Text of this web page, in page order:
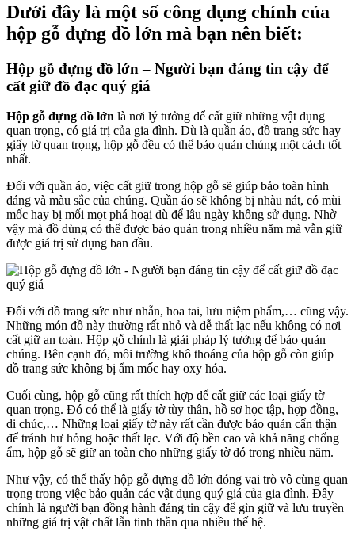
Dưới đây là một số công dụng chính của
hộp gỗ đựng đồ lớn mà bạn nên biết:
Hộp gỗ đựng đồ lớn – Người bạn đáng tin cậy để
cất giữ đồ đạc quý giá
Hộp gỗ đựng đồ lớn là nơi lý tưởng để cất giữ những vật dụng
quan trọng, có giá trị của gia đình. Dù là quần áo, đồ trang sức hay
giấy tờ quan trọng, hộp gỗ đều có thể bảo quản chúng một cách tốt
nhất.
Đối với quần áo, việc cất giữ trong hộp gỗ sẽ giúp bảo toàn hình
dáng và màu sắc của chúng. Quần áo sẽ không bị nhàu nát, có mùi
mốc hay bị mối mọt phá hoại dù để lâu ngày không sử dụng. Nhờ
vậy mà đồ dùng có thể được bảo quản trong nhiều năm mà vẫn giữ
được giá trị sử dụng ban đầu.
Đối với đồ trang sức như nhẫn, hoa tai, lưu niệm phẩm,… cũng vậy.
Những món đồ này thường rất nhỏ và dễ thất lạc nếu không có nơi
cất giữ an toàn. Hộp gỗ chính là giải pháp lý tưởng để bảo quản
chúng. Bên cạnh đó, môi trường khô thoáng của hộp gỗ còn giúp
đồ trang sức không bị ẩm mốc hay oxy hóa.
Cuối cùng, hộp gỗ cũng rất thích hợp để cất giữ các loại giấy tờ
quan trọng. Đó có thể là giấy tờ tùy thân, hồ sơ học tập, hợp đồng,
di chúc,… Những loại giấy tờ này rất cần được bảo quản cẩn thận
để tránh hư hỏng hoặc thất lạc. Với độ bền cao và khả năng chống
ẩm, hộp gỗ sẽ giữ an toàn cho những giấy tờ đó trong nhiều năm.
Như vậy, có thể thấy hộp gỗ đựng đồ lớn đóng vai trò vô cùng quan
trọng trong việc bảo quản các vật dụng quý giá của gia đình. Đây
chính là người bạn đồng hành đáng tin cậy để gìn giữ và lưu truyền
những giá trị vật chất lẫn tinh thần qua nhiều thế hệ.